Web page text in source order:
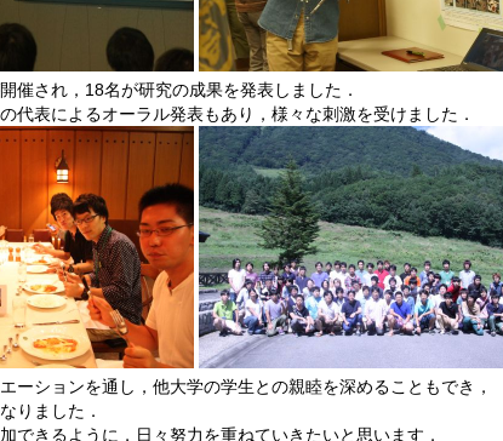
催され，18名が研究の成果を発表しました．
代表によるオーラル発表もあり，様々な刺激を受けました．
ーションを通し，他大学の学生との親睦を深めることもでき，
りました．
できるように，日々努力を重ねていきたいと思います．